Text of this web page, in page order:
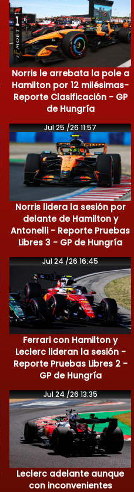
Norris le arrebata la pole a
Hamilton por 12 milésimas-
Reporte Clasificación - GP
de Hungría
Jul 25 /26 11:57
Norris lidera la sesión por
delante de Hamilton y
Antonelli - Reporte Pruebas
Libres 3 - GP de Hungría
Jul 24 /26 16:45
Ferrari con Hamilton y
Leclerc lideran la sesión -
Reporte Pruebas Libres 2 -
GP de Hungría
Jul 24 /26 13:35
Leclerc adelante aunque
con inconvenientes